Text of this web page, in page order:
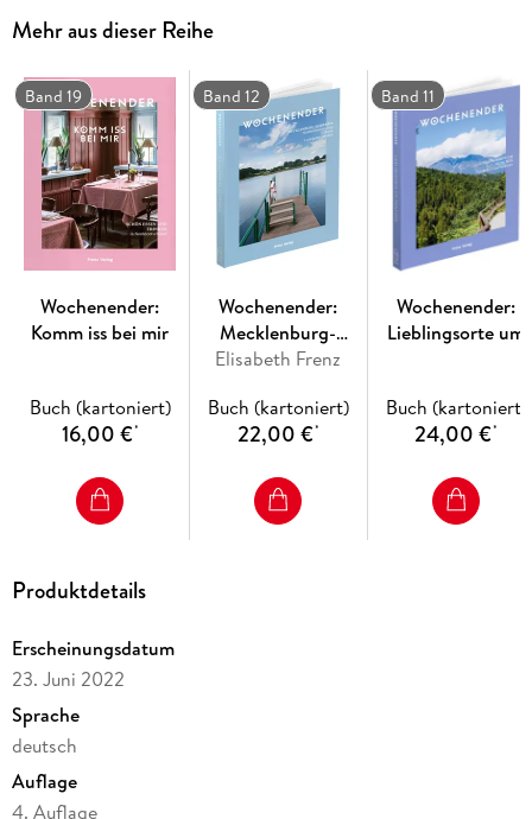
schein die Blätter und Blüten leuchten. Wir haben Lämmer
meckern hören. Schäfer:innen haben uns von der Ruhe der
Heide und dem Murmeln der Bäche erzählt,
Cafébetreiber:innen vom Ansturm der Tourist:innen im
August und vom Nieselregen im November, wenn sich nur
noch wenige Gäst:innen in die kleinen Ortschaften verirren.
Mehr aus dieser Reihe
Band 19
Wochenender:
Komm iss bei mir
Buch (kartoniert)
16,00 €*
Band 12
Wochenender:
Mecklenburg-
Schwerin
Elisabeth Frenz
Buch (kartoniert)
22,00 €*
Band 11
Wochenender:
Lieblingsorte um
Buch (kartoniert)
24,00 €*
Produktdetails
Erscheinungsdatum
23. Juni 2022
Sprache
deutsch
Auflage
4. Auflage